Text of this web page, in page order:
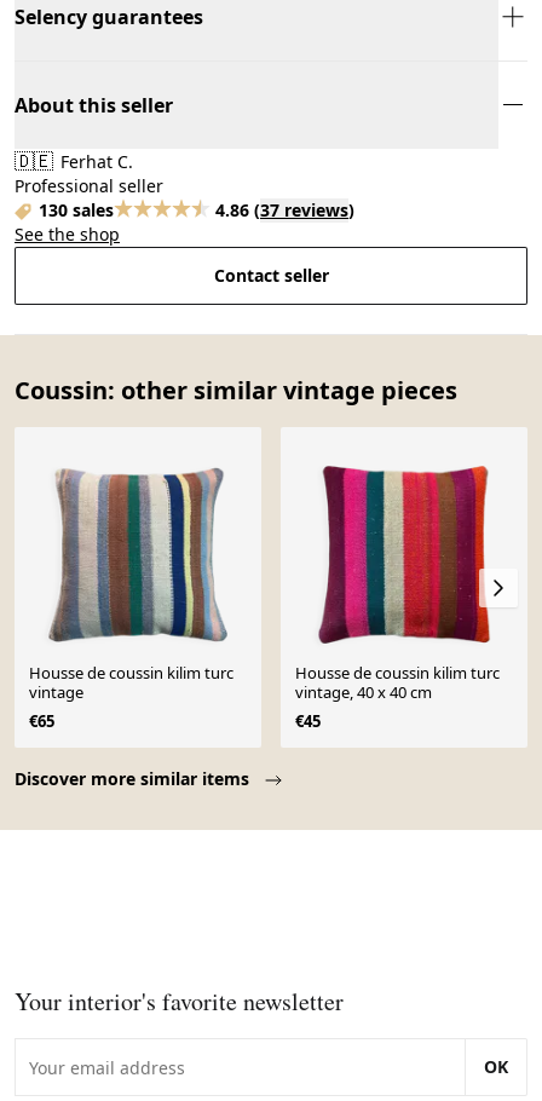
Selency guarantees
About this seller
🇩🇪 Ferhat C.
Professional seller
130 sales
4.86 (37 reviews)
See the shop
Contact seller
Coussin: other similar vintage pieces
Discover more similar items
Housse de coussin kilim turc
vintage
€65
Housse de coussin kilim turc
vintage, 40 x 40 cm
€45
Your interior's favorite newsletter
OK